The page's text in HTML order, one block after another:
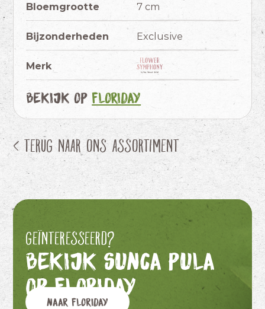
Bloemgrootte 7 cm
Bijzonderheden Exclusive
Merk
Bekijk op Floriday
< Terug naar ons assortiment
Geïnteresseerd?
Bekijk Sunca Pula
op Floriday
Naar Floriday